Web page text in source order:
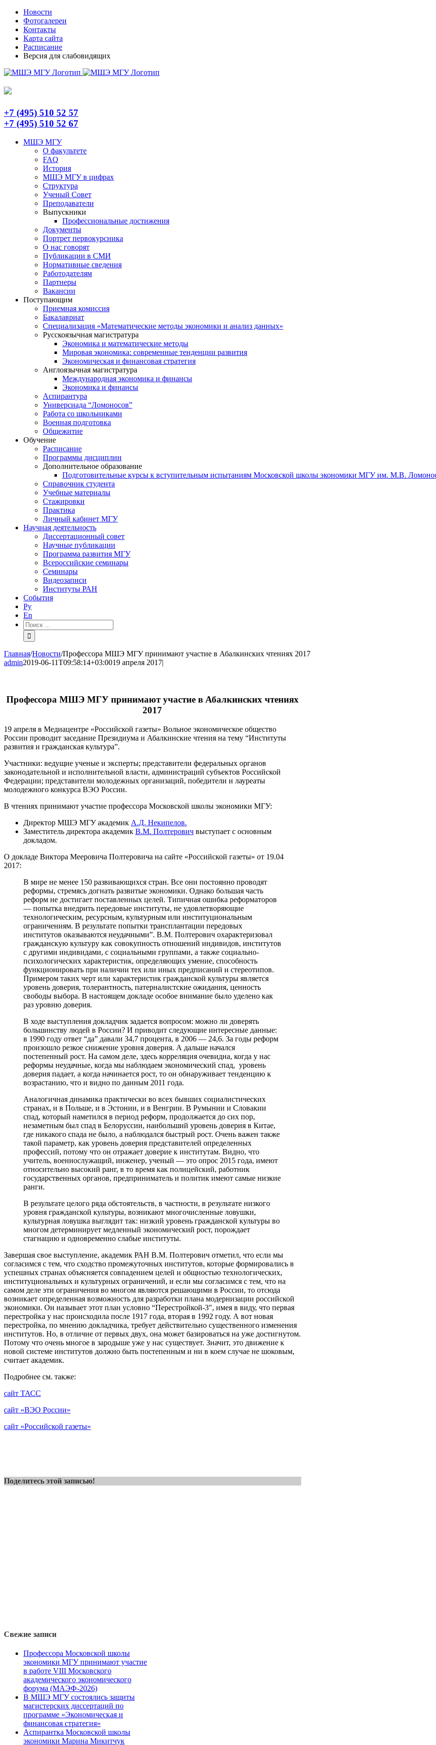
Skip
content
TelegramНовости
Фотогалереи
Контакты
Карта сайта
Расписание
Версия для слабовидящих
+7 (495) 510 52 57
+7 (495) 510 52 67
МШЭ МГУ
О факультете
FAQ
История
МШЭ МГУ в цифрах
Структура
Ученый Совет
Преподаватели
Выпускники
Профессиональные достижения
Документы
Портрет первокурсника
О нас говорят
Публикации в СМИ
Нормативные сведения
Работодателям
Партнеры
Вакансии
Поступающим
Приемная комиссия
Бакалавриат
Специализация «Математические методы экономики и анализ данных»
Русскоязычная магистратура
Экономика и математические методы
Мировая экономика: современные тенденции развития
Экономическая и финансовая стратегия
Англоязычная магистратура
Международная экономика и финансы
Экономика и финансы
Аспирантура
Универсиада “Ломоносов”
Работа со школьниками
Военная подготовка
Общежитие
Обучение
Расписание
Программы дисциплин
Дополнительное образование
Подготовительные курсы к вступительным испытаниям Московской школы экономики МГУ им. М.В.
Справочник студента
Учебные материалы
Стажировки
Практика
Личный кабинет МГУ
Научная деятельность
Диссертационный совет
Научные публикации
Программа развития МГУ
Всероссийские семинары
Семинары
Видеозаписи
Институты РАН
События
Ру
En
Результат
поиска:
Главная/Новости/Профессора МШЭ МГУ принимают участие в Абалкинских чтениях 2017
admin2019-06-11T09:58:14+03:0019 апреля 2017|
Профессора МШЭ МГУ принимают участие в Абалкинских чтениях
2017
19 апреля в Медиацентре «Российской газеты» Вольное экономическое общество
России проводит заседание Президиума и Абалкинские чтения на тему “Институты
развития и гражданская культура”.
Участники: ведущие ученые и эксперты; представители федеральных органов
законодательной и исполнительной власти, администраций субъектов Российской
Федерации; представители молодежных организаций, победители и лауреаты
молодежного конкурса ВЭО России.
В чтениях принимают участие профессора Московской школы экономики МГУ:
Директор МШЭ МГУ академик А.Д. Некипелов.
Заместитель директора академик В.М. Полтерович выступает с основным
докладом.
О докладе Виктора Мееровича Полтеровича на сайте «Российской газеты» от 19.04
2017:
В мире не менее 150 развивающихся стран. Все они постоянно проводят
реформы, стремясь догнать развитые экономики. Однако большая часть
реформ не достигает поставленных целей. Типичная ошибка реформаторов
— попытка внедрить передовые институты, не удовлетворяющие
технологическим, ресурсным, культурным или институциональным
ограничениям. В результате попытки трансплантации передовых
институтов оказываются неудачными”. В.М. Полтерович охарактеризовал
гражданскую культуру как совокупность отношений индивидов, институтов
с другими индивидами, с социальными группами, а также социально-
психологических характеристик, определяющих умение, способность
функционировать при наличии тех или иных предписаний и стереотипов.
Примером таких черт или характеристик гражданской культуры является
уровень доверия, толерантность, патерналистские ожидания, ценность
свободы выбора. В настоящем докладе особое внимание было уделено как
раз уровню доверия.
В ходе выступления докладчик задается вопросом: можно ли доверять
большинству людей в России? И приводит следующие интересные данные:
в 1990 году ответ “да” давали 34,7 процента, в 2006 — 24,6. За годы реформ
произошло резкое снижение уровня доверия. А дальше начался
постепенный рост. На самом деле, здесь корреляция очевидна, когда у нас
реформы неудачные, когда мы наблюдаем экономический спад, уровень
доверия падает, а когда начинается рост, то он обнаруживает тенденцию к
возрастанию, что и видно по данным 2011 года.
Аналогичная динамика практически во всех бывших социалистических
странах, и в Польше, и в Эстонии, и в Венгрии. В Румынии и Словакии
спад, который наметился в период реформ, продолжается до сих пор,
незаметным был спад в Белоруссии, наибольший уровень доверия в Китае,
где никакого спада не было, а наблюдался быстрый рост. Очень важен также
такой параметр, как уровень доверия представителей определенных
профессий, потому что он отражает доверие к институтам. Видно, что
учитель, военнослужащий, инженер, ученый — это опрос 2015 года, имеют
относительно высокий ранг, в то время как полицейский, работник
государственных органов, предприниматель и политик имеют самые низкие
ранги.
В результате целого ряда обстоятельств, в частности, в результате низкого
уровня гражданской культуры, возникают многочисленные ловушки,
культурная ловушка выглядит так: низкий уровень гражданской культуры во
многом детерминирует медленный экономический рост, порождает
стагнацию и одновременно слабые институты.
Завершая свое выступление, академик РАН В.М. Полтерович отметил, что если мы
согласимся с тем, что сходство промежуточных институтов, которые формировались в
успешных странах объясняется совпадением целей и общностью технологических,
институциональных и культурных ограничений, и если мы согласимся с тем, что на
самом деле эти ограничения во многом являются решающими в России, то отсюда
возникает определенная возможность для разработки плана модернизации российской
экономики. Он называет этот план условно “Перестройкой-3″, имея в виду, что первая
перестройка у нас происходила после 1917 года, вторая в 1992 году. А вот новая
перестройка, по мнению докладчика, требует действительно существенного изменения
институтов. Но, в отличие от первых двух, она может базироваться на уже достигнутом.
Потому что очень многое в зародыше уже у нас существует. Значит, это движение к
новой системе институтов должно быть постепенным и ни в коем случае не шоковым,
считает академик.
Подробнее см. также:
сайт ТАСС
сайт «ВЭО России»
сайт «Российской газеты»
Поделитесь этой записью!
Свежие записи
Профессора Московской школы
экономики МГУ принимают участие
в работе VIII Московского
академического экономического
форума (МАЭФ-2026)
В МШЭ МГУ состоялись защиты
магистерских диссертаций по
программе «Экономическая и
финансовая стратегия»
Аспирантка Московской школы
экономики Марина Микитчук